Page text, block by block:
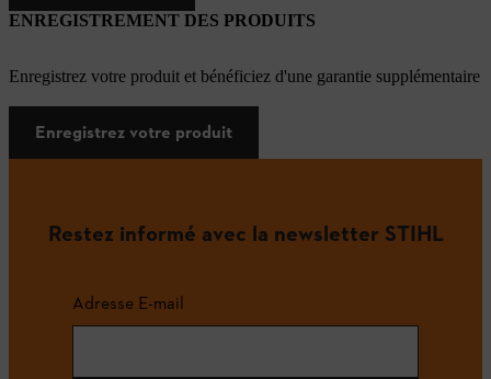
ENREGISTREMENT DES PRODUITS
Enregistrez votre produit et bénéficiez d'une garantie supplémentaire
Enregistrez votre produit
Restez informé avec la newsletter STIHL
Adresse E-mail